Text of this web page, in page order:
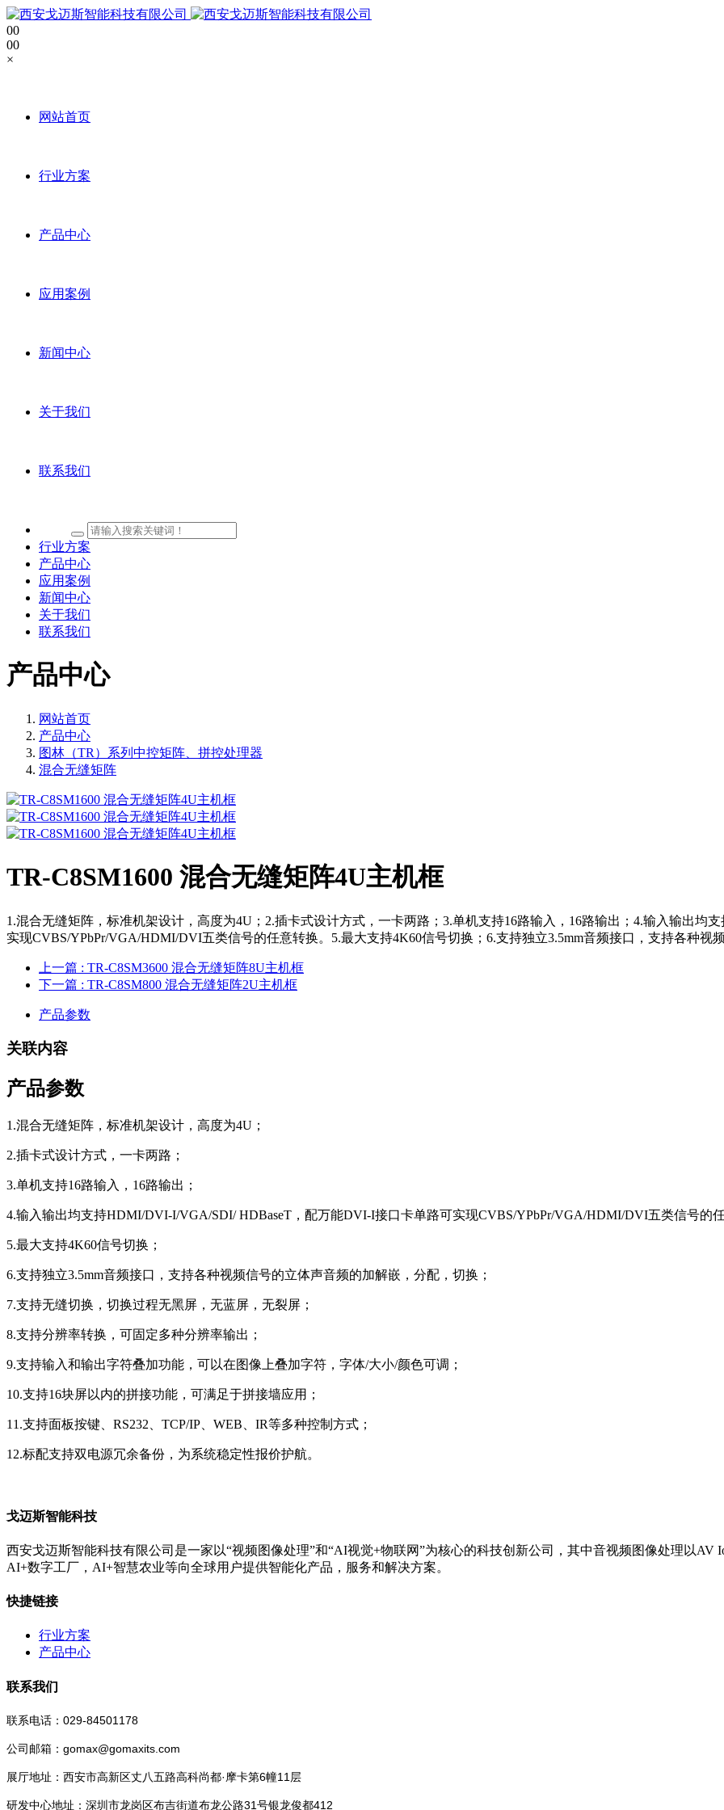
00
00
×
网站首页
行业方案
产品中心
应用案例
新闻中心
关于我们
联系我们
行业方案
产品中心
应用案例
新闻中心
关于我们
联系我们
产品中心
网站首页
产品中心
图林（TR）系列中控矩阵、拼控处理器
混合无缝矩阵
TR-C8SM1600 混合无缝矩阵4U主机框
1.混合无缝矩阵，标准机架设计，高度为4U；2.插卡式设计方式，一卡两路；3.单机支持16路输入，16路输出；4.输入输出均
实现CVBS/YPbPr/VGA/HDMI/DVI五类信号的任意转换。5.最大支持4K60信号切换；6.支持独立3.5mm音频接口，支持各种视
上一篇 : TR-C8SM3600 混合无缝矩阵8U主机框
下一篇 : TR-C8SM800 混合无缝矩阵2U主机框
产品参数
关联内容
产品参数
1.混合无缝矩阵，标准机架设计，高度为4U；
2.插卡式设计方式，一卡两路；
3.单机支持16路输入，16路输出；
4.输入输出均支持HDMI/DVI-I/VGA/SDI/ HDBaseT，配万能DVI-I接口卡单路可实现CVBS/YPbPr/VGA/HDMI/DVI五类信号的任
5.最大支持4K60信号切换；
6.支持独立3.5mm音频接口，支持各种视频信号的立体声音频的加解嵌，分配，切换；
7.支持无缝切换，切换过程无黑屏，无蓝屏，无裂屏；
8.支持分辨率转换，可固定多种分辨率输出；
9.支持输入和输出字符叠加功能，可以在图像上叠加字符，字体/大小/颜色可调；
10.支持16块屏以内的拼接功能，可满足于拼接墙应用；
11.支持面板按键、RS232、TCP/IP、WEB、IR等多种控制方式；
12.标配支持双电源冗余备份，为系统稳定性报价护航。
戈迈斯智能科技
西安戈迈斯智能科技有限公司是一家以“视频图像处理”和“AI视觉+物联网”为核心的科技创新公司，其中音视频图像处理以AV
AI+数字工厂，AI+智慧农业等向全球用户提供智能化产品，服务和解决方案。
快捷链接
行业方案
产品中心
联系我们
联系电话：029-84501178
公司邮箱：gomax@gomaxits.com
展厅地址：西安市高新区丈八五路高科尚都·摩卡第6幢11层
研发中心地址：深圳市龙岗区布吉街道布龙公路31号银龙俊都412